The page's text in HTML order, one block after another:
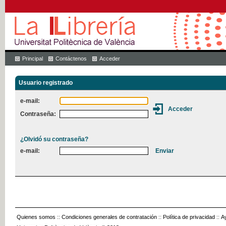
Principal Contáctenos Acceder
Usuario registrado
e-mail:
Contraseña:
¿Olvidó su contraseña?
e-mail:
Quienes somos :: Condiciones generales de contratación :: Política de privacidad ::